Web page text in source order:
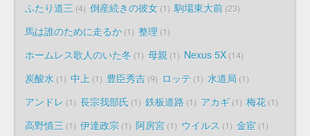
ふたり道三 4 倒産続きの彼女 1 駒場東大前 23
馬は誰のために走るか 1 整理 1
ホームレス歌人のいた冬 1 母親 1 Nexus 5X 14
炭酸水 1 中上 1 豊臣秀吉 9 ロッテ 1 水道局 1
アンドレ 1 長宗我部氏 1 鉄板道路 1 アカギ 1 梅花 1
高野慎三 1 伊達政宗 1 阿房宮 1 ウイルス 1 金宦 1